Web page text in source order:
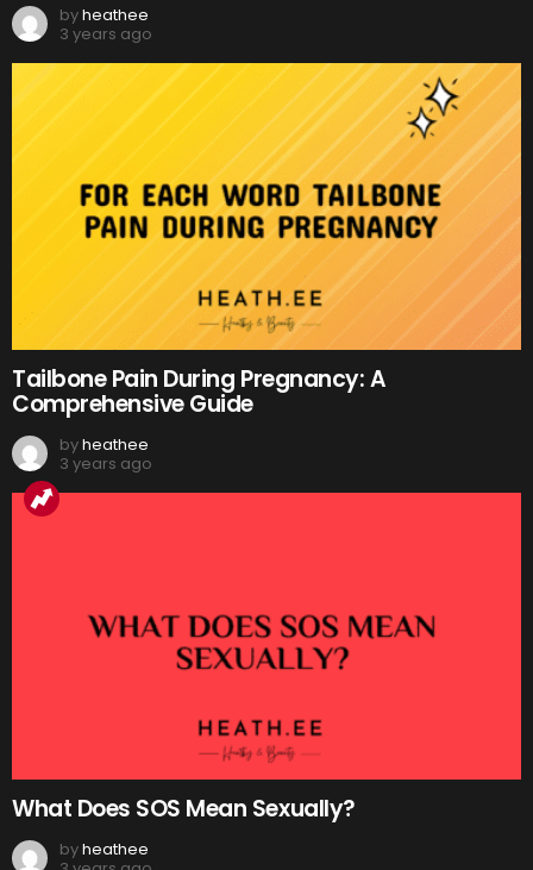
byheathee
3 years ago
Tailbone Pain During Pregnancy: A
Comprehensive Guide
byheathee
3 years ago
What Does SOS Mean Sexually?
byheathee